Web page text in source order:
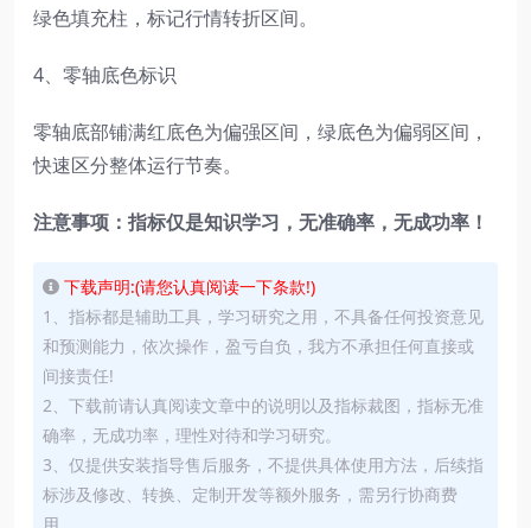
绿色填充柱，标记行情转折区间。
4、零轴底色标识
零轴底部铺满红底色为偏强区间，绿底色为偏弱区间，
快速区分整体运行节奏。
注意事项：指标仅是知识学习，无准确率，无成功率！
下载声明:(请您认真阅读一下条款!)
1、指标都是辅助工具，学习研究之用，不具备任何投资意见
和预测能力，依次操作，盈亏自负，我方不承担任何直接或
间接责任!
2、下载前请认真阅读文章中的说明以及指标裁图，指标无准
确率，无成功率，理性对待和学习研究。
3、仅提供安装指导售后服务，不提供具体使用方法，后续指
标涉及修改、转换、定制开发等额外服务，需另行协商费